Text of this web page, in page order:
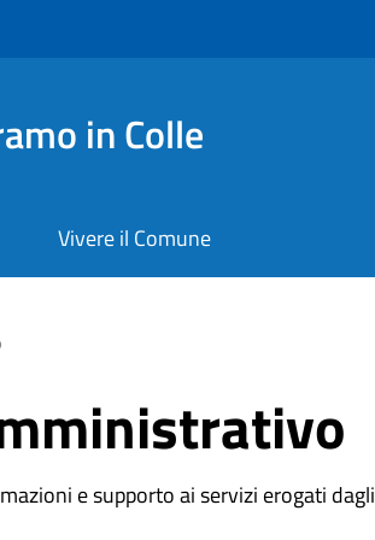
in Colle
Vivere il Comune
e supporto ai servizi erogati dagli